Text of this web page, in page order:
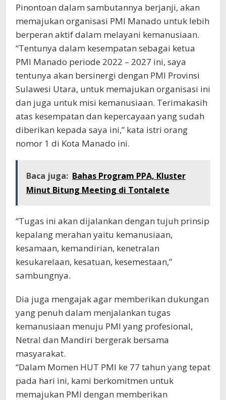
Pinontoan dalam sambutannya berjanji, akan
memajukan organisasi PMI Manado untuk lebih
berperan aktif dalam melayani kemanusiaan.
“Tentunya dalam kesempatan sebagai ketua
PMI Manado periode 2022 – 2027 ini, saya
tentunya akan bersinergi dengan PMI Provinsi
Sulawesi Utara, untuk memajukan organisasi ini
dan juga untuk misi kemanusiaan. Terimakasih
atas kesempatan dan kepercayaan yang sudah
diberikan kepada saya ini,” kata istri orang
nomor 1 di Kota Manado ini.
Baca juga: Bahas Program PPA, Kluster
Minut Bitung Meeting di Tontalete
“Tugas ini akan dijalankan dengan tujuh prinsip
kepalang merahan yaitu kemanusiaan,
kesamaan, kemandirian, kenetralan
kesukarelaan, kesatuan, kesemestaan,”
sambungnya.
Dia juga mengajak agar memberikan dukungan
yang penuh dalam menjalankan tugas
kemanusiaan menuju PMI yang profesional,
Netral dan Mandiri bergerak bersama
masyarakat.
“Dalam Momen HUT PMI ke 77 tahun yang tepat
pada hari ini, kami berkomitmen untuk
memajukan PMI dengan memberikan